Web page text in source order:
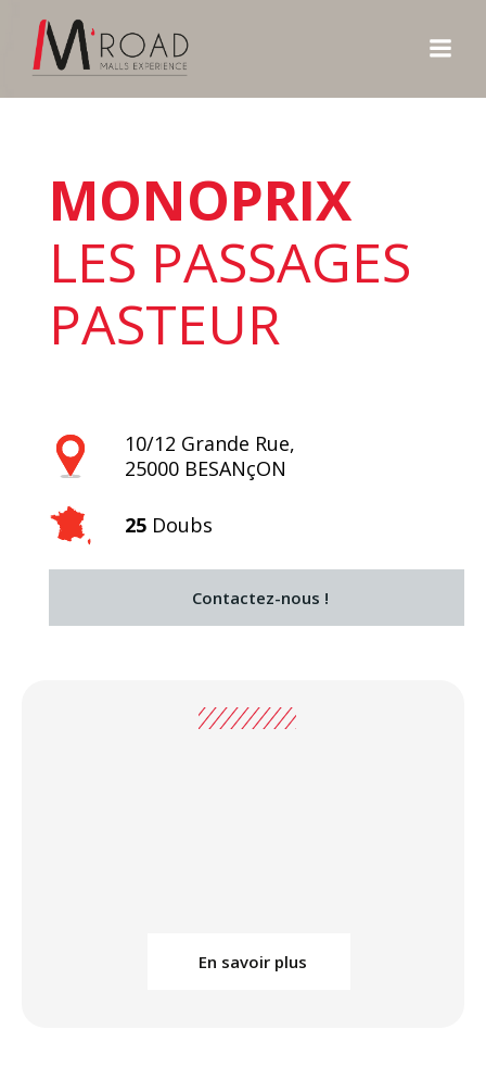
MONOPRIX
LES PASSAGES
PASTEUR
10/12 Grande Rue,
25000 BESANçON
25 Doubs
Contactez-nous !
En savoir plus